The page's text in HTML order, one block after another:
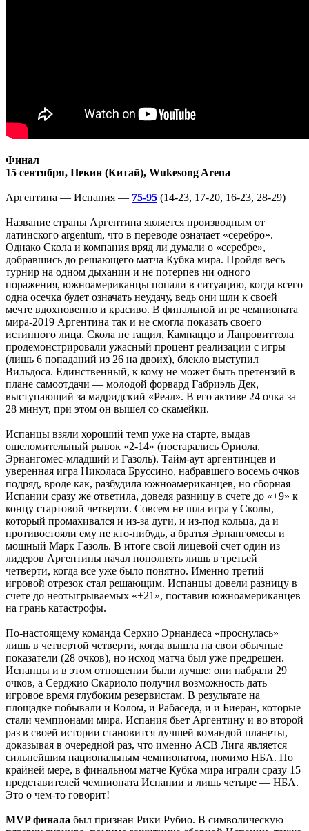
Финал
15 сентября, Пекин (Китай), Wukesong Arena
Аргентина — Испания — 75-95 (14-23, 17-20, 16-23, 28-29)
Название страны Аргентина является производным от
латинского argentum, что в переводе означает «серебро».
Однако Скола и компания вряд ли думали о «серебре»,
добравшись до решающего матча Кубка мира. Пройдя весь
турнир на одном дыхании и не потерпев ни одного
поражения, южноамериканцы попали в ситуацию, когда всего
одна осечка будет означать неудачу, ведь они шли к своей
мечте вдохновенно и красиво. В финальной игре чемпионата
мира-2019 Аргентина так и не смогла показать своего
истинного лица. Скола не тащил, Кампаццо и Лапровиттола
продемонстрировали ужасный процент реализации с игры
(лишь 6 попаданий из 26 на двоих), блекло выступил
Вильдоса. Единственный, к кому не может быть претензий в
плане самоотдачи — молодой форвард Габриэль Дек,
выступающий за мадридский «Реал». В его активе 24 очка за
28 минут, при этом он вышел со скамейки.
Испанцы взяли хороший темп уже на старте, выдав
ошеломительный рывок «2-14» (постарались Ориола,
Эрнангомес-младший и Газоль). Тайм-аут аргентинцев и
уверенная игра Николаса Бруссино, набравшего восемь очков
подряд, вроде как, разбудила южноамериканцев, но сборная
Испании сразу же ответила, доведя разницу в счете до «+9» к
концу стартовой четверти. Совсем не шла игра у Сколы,
который промахивался и из-за дуги, и из-под кольца, да и
противостояли ему не кто-нибудь, а братья Эрнангомесы и
мощный Марк Газоль. В итоге свой лицевой счет один из
лидеров Аргентины начал пополнять лишь в третьей
четверти, когда все уже было понятно. Именно третий
игровой отрезок стал решающим. Испанцы довели разницу в
счете до неотыгрываемых «+21», поставив южноамериканцев
на грань катастрофы.
По-настоящему команда Серхио Эрнандеса «проснулась»
лишь в четвертой четверти, когда вышла на свои обычные
показатели (28 очков), но исход матча был уже предрешен.
Испанцы и в этом отношении были лучше: они набрали 29
очков, а Серджио Скариоло получил возможность дать
игровое время глубоким резервистам. В результате на
площадке побывали и Колом, и Рабаседа, и и Биеран, которые
стали чемпионами мира. Испания бьет Аргентину и во второй
раз в своей истории становится лучшей командой планеты,
доказывая в очередной раз, что именно ACB Лига является
сильнейшим национальным чемпионатом, помимо НБА. По
крайней мере, в финальном матче Кубка мира играли сразу 15
представителей чемпионата Испании и лишь четыре — НБА.
Это о чем-то говорит!
MVP финала был признан Рики Рубио. В символическую